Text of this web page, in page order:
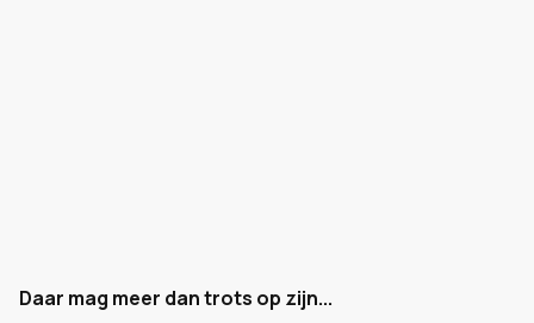
Daar mag meer dan trots op zijn...